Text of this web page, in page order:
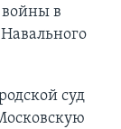
в
суд